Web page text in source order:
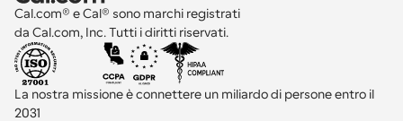
Cal.com® e Cal® sono marchi registrati
da Cal.com, Inc. Tutti i diritti riservati.
La nostra missione è connettere un miliardo di persone entro il
2031